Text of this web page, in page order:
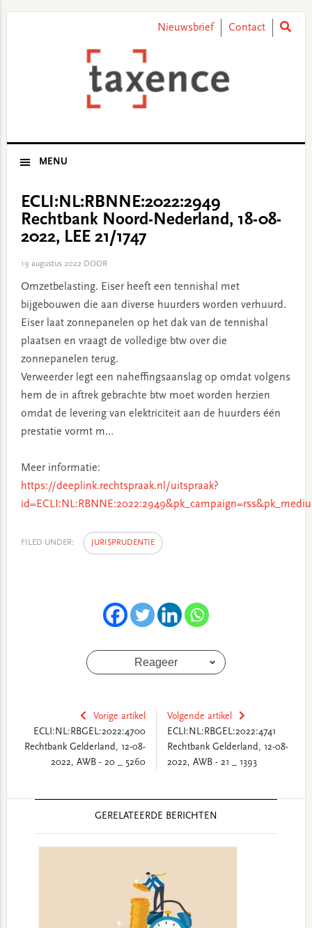
Nieuwsbrief Contact
MENU
ECLI:NL:RBNNE:2022:2949
Rechtbank Noord-Nederland, 18-08-
2022, LEE 21/1747
19 augustus 2022DOOR
Omzetbelasting. Eiser heeft een tennishal met
bijgebouwen die aan diverse huurders worden verhuurd.
Eiser laat zonnepanelen op het dak van de tennishal
plaatsen en vraagt de volledige btw over die
zonnepanelen terug.
Verweerder legt een naheffingsaanslag op omdat volgens
hem de in aftrek gebrachte btw moet worden herzien
omdat de levering van elektriciteit aan de huurders één
prestatie vormt m…
Meer informatie:
https://deeplink.rechtspraak.nl/uitspraak?
FILED UNDER: JURISPRUDENTIE
Reageer
Vorige artikel
ECLI:NL:RBGEL:2022:4700
Rechtbank Gelderland, 12-08-
2022, AWB - 20 _ 5260
Volgende artikel
ECLI:NL:RBGEL:2022:4741
Rechtbank Gelderland, 12-08-
2022, AWB - 21 _ 1393
GERELATEERDE BERICHTEN